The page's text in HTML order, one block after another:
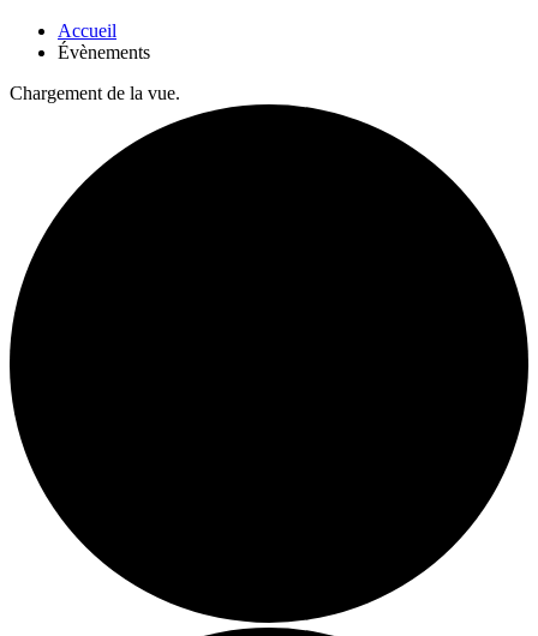
Accueil
Évènements
Chargement de la vue.